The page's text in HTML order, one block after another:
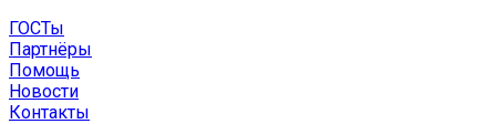
ГОСТы
Партнёры
Помощь
Новости
Контакты